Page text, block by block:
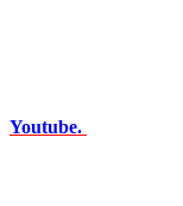
Youtube.